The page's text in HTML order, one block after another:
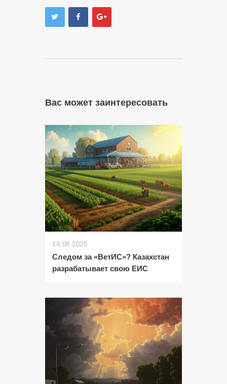
Вас может заинтересовать
14.08.2025
Следом за «ВетИС»? Казахстан
разрабатывает свою ЕИС